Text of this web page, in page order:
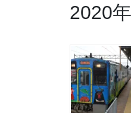
2020